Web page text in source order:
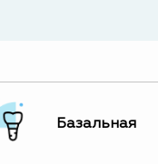
Базальная